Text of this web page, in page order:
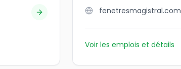
fenetresmagistral.com
Voir les emplois et détails